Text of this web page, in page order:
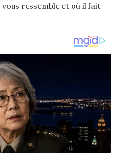
ressemble et où il fait